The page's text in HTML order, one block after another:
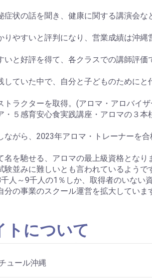
状の話を聞き、健康に関する講演会な
やすいと評判になり、営業成績は沖縄
と好評を得て、各クラスでの講師評価
ていた中で、自分と子どものためにと
ラクターを取得。(アロマ・アロバイ
５感育安心食実践講座・アロマの３本
がら、2023年アロマ・トレーナーを
を馳せる、アロマの最上級資格となり
並みに難しいとも言われているようで
人～9千人の1％しか、取得者のいない
の事業のスクール運営を拡大していま
トについて
ュール沖縄